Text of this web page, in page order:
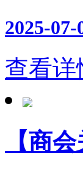
2025-07-
查看详
【商